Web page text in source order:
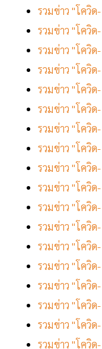
รวมข่าว "โควิ
รวมข่าว "โควิ
รวมข่าว "โควิ
รวมข่าว "โควิ
รวมข่าว "โควิ
รวมข่าว "โควิ
รวมข่าว "โควิ
รวมข่าว "โควิ
รวมข่าว "โควิ
รวมข่าว "โควิ
รวมข่าว "โควิ
รวมข่าว "โควิ
รวมข่าว "โควิ
รวมข่าว "โควิ
รวมข่าว "โควิ
รวมข่าว "โควิ
รวมข่าว "โควิ
รวมข่าว "โควิ